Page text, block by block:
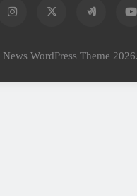
WordPress Theme